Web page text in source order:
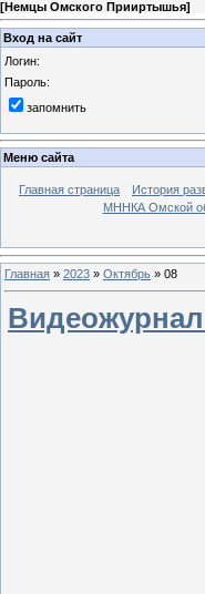
[Немцы Омского Прииртышья]
Вход на сайт
Логин:
Пароль:
запомнить
Меню сайта
Главная страница История
МННКА Омской
Главная » 2023 » Октябрь » 08
Видеожурнал